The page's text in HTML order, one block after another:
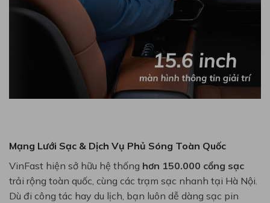
Mạng Lưới Sạc & Dịch Vụ Phủ Sóng Toàn Quốc
VinFast hiện sở hữu hệ thống hơn 150.000 cổng sạc
trải rộng toàn quốc, cùng các trạm sạc nhanh tại Hà Nội.
Dù đi công tác hay du lịch, bạn luôn dễ dàng sạc pin